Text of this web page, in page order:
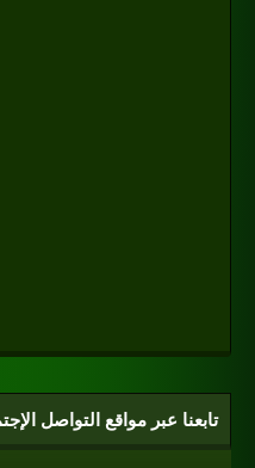
تابعنا عبر مواقع التواصل